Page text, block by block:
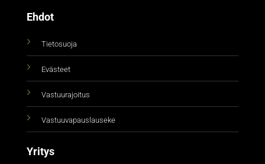
Ehdot
Tietosuoja
Evästeet
Vastuurajoitus
Vastuuvapauslauseke
Yritys